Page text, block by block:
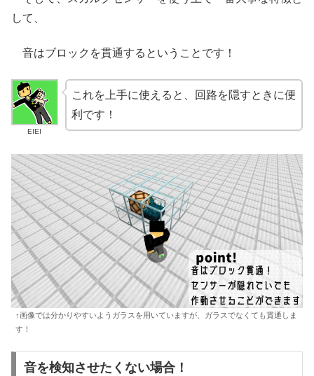
して、
音はブロックを貫通するということです！
EIEI
これを上手に使えると、回路を隠すときに便
利です！
↑画像では分かりやすいようガラスを用いていますが、ガラスでなくても貫通しま
す！
音を検知させたくない場合！